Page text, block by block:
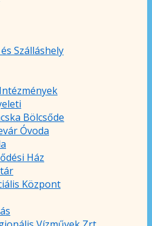
Szálláshely
Bölcsőde
Óvoda
Ház
Központ